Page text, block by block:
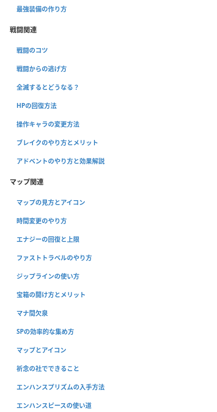
最強装備の作り方
戦闘関連
戦闘のコツ
戦闘からの逃げ方
全滅するとどうなる？
HPの回復方法
操作キャラの変更方法
ブレイクのやり方とメリット
アドベントのやり方と効果解説
マップ関連
マップの見方とアイコン
時間変更のやり方
エナジーの回復と上限
ファストトラベルのやり方
ジップラインの使い方
宝箱の開け方とメリット
マナ間欠泉
SPの効率的な集め方
マップとアイコン
祈念の社でできること
エンハンスプリズムの入手方法
エンハンスピースの使い道